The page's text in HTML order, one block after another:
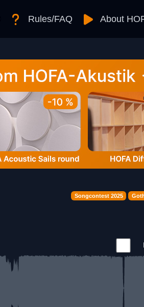
Rules/FAQ About
Songcontest 2025